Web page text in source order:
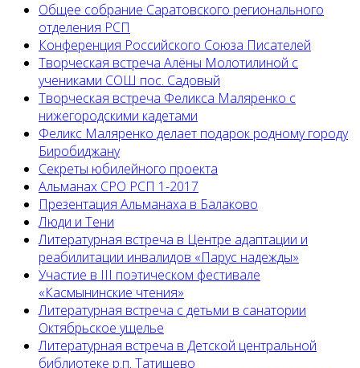
Общее собрание Саратовского регионального
отделения РСП
Конференция Российского Союза Писателей
Творческая встреча Алёны Молотилиной с
учениками СОШ пос. Садовый
Творческая встреча Феликса Маляренко с
нижегородскими кадетами
Феликс Маляренко делает подарок родному городу
Биробиджану
Секреты юбилейного проекта
Альманах СРО РСП 1-2017
Презентация Альманаха в Балаково
Люди и Тени
Литературная встреча в Центре адаптации и
реабилитации инвалидов «Парус надежды»
Участие в III поэтическом фестивале
«Касмынинские чтения»
Литературная встреча с детьми в санатории
Октябрьское ущелье
Литературная встреча в Детской центральной
библиотеке р.п. Татищево